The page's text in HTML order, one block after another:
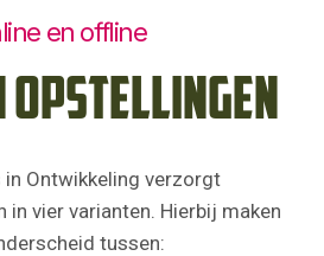
en offline
opstellingen
Ontwikkeling verzorgt
vier varianten. Hierbij maken
tussen: